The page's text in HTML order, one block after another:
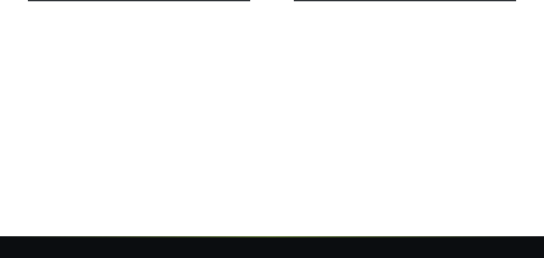
elegir
elegir